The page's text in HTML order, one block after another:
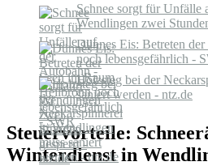
Schnee sorgt für Unfälle
Wendlingen zwei
Dünnes Eis: Betreten
noch lebensgefährlich -
Holzsteg bei der
saniert werden - ntz.de
Steuervorteile:
Winterdienst in